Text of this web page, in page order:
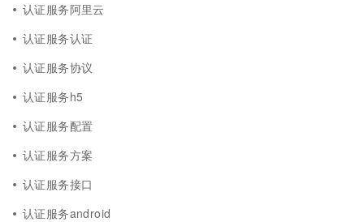
认证服务阿里云
认证服务认证
认证服务协议
认证服务h5
认证服务配置
认证服务方案
认证服务接口
认证服务android